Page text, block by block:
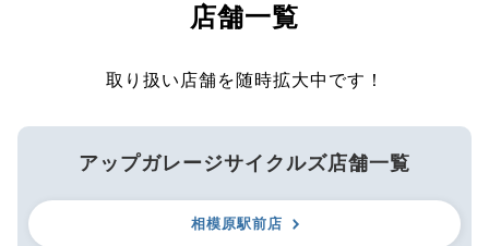
店舗一覧
取り扱い店舗を随時拡大中です！
アップガレージサイクルズ店舗一覧
相模原駅前店